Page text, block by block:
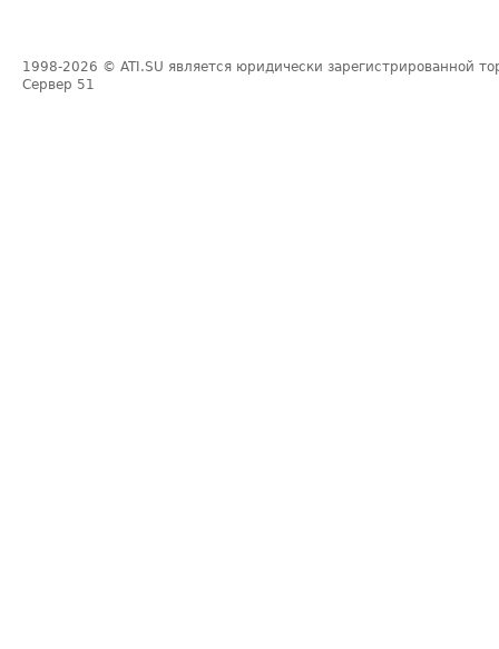
1998-2026 © ATI.SU является юридически зарегистрированной
Сервер 51